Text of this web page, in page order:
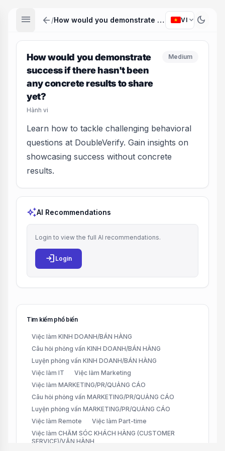
menu arrow_back / How would you demonstrate success if there hasn't been any concrete results to share yet? VI expand_more dark_mode
How would you demonstrate
success if there hasn't been
any concrete results to share
yet?
Hành vi
Medium
Learn how to tackle challenging behavioral
questions at DoubleVerify. Gain insights on
showcasing success without concrete
results.
auto_awesomeAI Recommendations
Login to view the full AI recommendations.
login Login
Tìm kiếm phổ biến
Việc làm KINH DOANH/BÁN HÀNG
Câu hỏi phỏng vấn KINH DOANH/BÁN HÀNG
Luyện phỏng vấn KINH DOANH/BÁN HÀNG
Việc làm IT
Việc làm Marketing
Việc làm MARKETING/PR/QUẢNG CÁO
Câu hỏi phỏng vấn MARKETING/PR/QUẢNG CÁO
Luyện phỏng vấn MARKETING/PR/QUẢNG CÁO
Việc làm Remote
Việc làm Part-time
Việc làm CHĂM SÓC KHÁCH HÀNG (CUSTOMER
SERVICE)/VẬN HÀNH